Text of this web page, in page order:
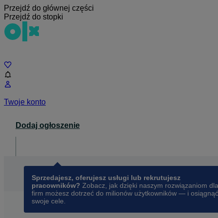
Przejdź do głównej części
Przejdź do stopki
Twoje konto
Dodaj ogłoszenie
Sprzedajesz, oferujesz usługi lub rekrutujesz
pracowników? Zobacz, jak dzięki naszym rozwiązaniom dla
firm możesz dotrzeć do milionów użytkowników — i osiągnąć
swoje cele.